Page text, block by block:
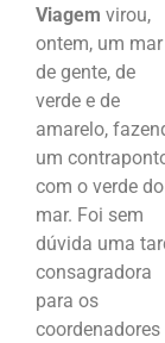
Viagem virou,
ontem, um mar
de gente, de
verde e de
amarelo,
um
com o verde do
mar. Foi sem
dúvida uma
consagradora
para os
coordenadores